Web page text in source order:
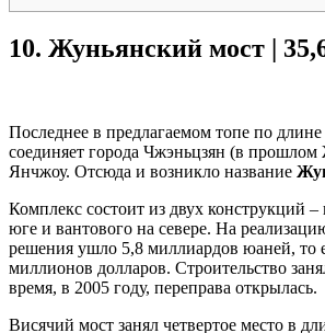
10. Жуньянский мост |
Последнее в предлагаемом топе по
соединяет города Чжэньцзян (в
Янчжоу. Отсюда и возникло название
Комплекс состоит из двух конструкций –
юге и вантового на севере. На
решения ушло 5,8 миллиардов юаней, то
миллионов долларов. Строительство
время, в 2005 году, переправа открылась.
Висячий мост занял четвертое место в